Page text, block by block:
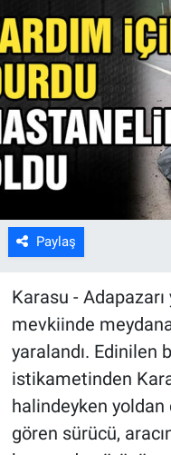
Paylaş
Karasu -
mevkiinde
yaralandı. Edinilen
istikametinden
halindeyken yoldan
gören sürücü,